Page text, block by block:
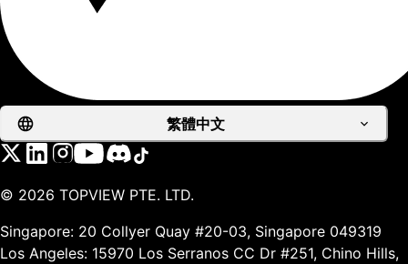
繁體中文
© 2026 TOPVIEW PTE. LTD.
Singapore: 20 Collyer Quay #20-03, Singapore 049319
Los Angeles: 15970 Los Serranos CC Dr #251, Chino Hills,